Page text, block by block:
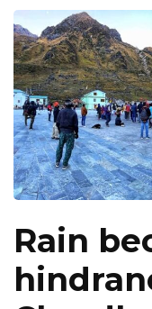
Rain